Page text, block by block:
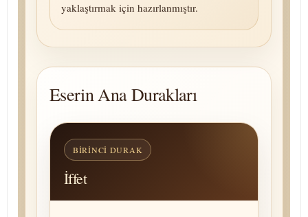
yaklaştırmak için hazırlanmıştır.
Eserin Ana Durakları
BIRINCI DURAK
İffet